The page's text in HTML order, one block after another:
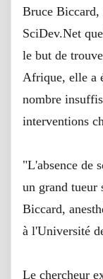
Bruce
SciDev.Net
le but de
Afrique, elle a
nombre
interventions
"L'absence de
un grand tueur
Biccard,
à l'Université
Le chercheur